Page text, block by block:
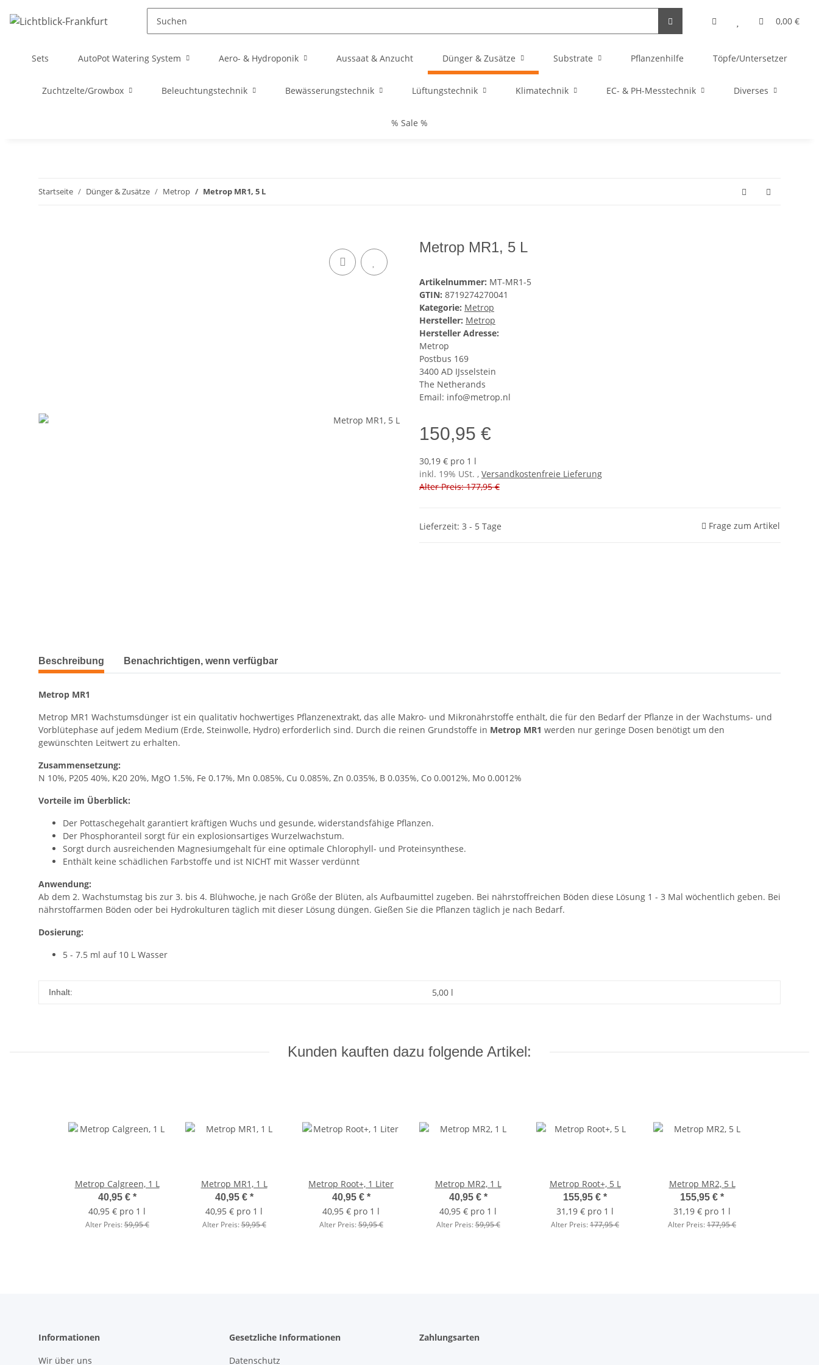
0,00 €
Sets AutoPot Watering System Aero- & Hydroponik Aussaat & Anzucht Dünger & Zusätze Substrate Pflanzenhilfe Töpfe/Untersetzer
Zuchtzelte/Growbox Beleuchtungstechnik Bewässerungstechnik Lüftungstechnik Klimatechnik EC- & PH-Messtechnik Diverses
% Sale %
Startseite Dünger & Zusätze Metrop Metrop MR1, 5 L
Metrop MR1, 5 L
Artikelnummer: MT-MR1-5
GTIN: 8719274270041
Kategorie: Metrop
Hersteller: Metrop
Hersteller Adresse:
Metrop
Postbus 169
3400 AD IJsselstein
The Netherands
Email: info@metrop.nl
150,95 €
30,19 € pro 1 l
inkl. 19% USt. , Versandkostenfreie Lieferung
Alter Preis: 177,95 €
Lieferzeit: 3 - 5 Tage Frage zum Artikel
Beschreibung Benachrichtigen, wenn verfügbar
Metrop MR1
Metrop MR1 Wachstumsdünger ist ein qualitativ hochwertiges Pflanzenextrakt, das alle Makro- und Mikronährstoffe enthält, die für den Bedarf der Pflanze in der Wachstums- und
Vorblütephase auf jedem Medium (Erde, Steinwolle, Hydro) erforderlich sind. Durch die reinen Grundstoffe in Metrop MR1 werden nur geringe Dosen benötigt um den
gewünschten Leitwert zu erhalten.
Zusammensetzung:
N 10%, P205 40%, K20 20%, MgO 1.5%, Fe 0.17%, Mn 0.085%, Cu 0.085%, Zn 0.035%, B 0.035%, Co 0.0012%, Mo 0.0012%
Vorteile im Überblick:
Der Pottaschegehalt garantiert kräftigen Wuchs und gesunde, widerstandsfähige Pflanzen.
Der Phosphoranteil sorgt für ein explosionsartiges Wurzelwachstum.
Sorgt durch ausreichenden Magnesiumgehalt für eine optimale Chlorophyll- und Proteinsynthese.
Enthält keine schädlichen Farbstoffe und ist NICHT mit Wasser verdünnt
Anwendung:
Ab dem 2. Wachstumstag bis zur 3. bis 4. Blühwoche, je nach Größe der Blüten, als Aufbaumittel zugeben. Bei nährstoffreichen Böden diese Lösung 1 - 3 Mal wöchentlich geben. Bei
nährstoffarmen Böden oder bei Hydrokulturen täglich mit dieser Lösung düngen. Gießen Sie die Pflanzen täglich je nach Bedarf.
Dosierung:
5 - 7.5 ml auf 10 L Wasser
Inhalt: 5,00 l
Kunden kauften dazu folgende Artikel:
Metrop Calgreen, 1 L
40,95 € *
40,95 € pro 1 l
Alter Preis:59,95 €
Metrop MR1, 1 L
40,95 € *
40,95 € pro 1 l
Alter Preis:59,95 €
Metrop Root+, 1 Liter
40,95 € *
40,95 € pro 1 l
Alter Preis:59,95 €
Metrop MR2, 1 L
40,95 € *
40,95 € pro 1 l
Alter Preis:59,95 €
Metrop Root+, 5 L
155,95 € *
31,19 € pro 1 l
Alter Preis:177,95 €
Metrop MR2, 5 L
155,95 € *
31,19 € pro 1 l
Alter Preis:177,95 €
Informationen
Wir über uns
Gesetzliche Informationen
Datenschutz
Zahlungsarten